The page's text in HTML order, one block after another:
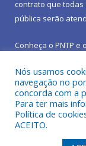
contrato que todas
pública serão
Conheça o PNTP e o
Todos os direitos
Nós usamos
navegação no
concorda com a
Para ter mais
Política de
ACEITO.